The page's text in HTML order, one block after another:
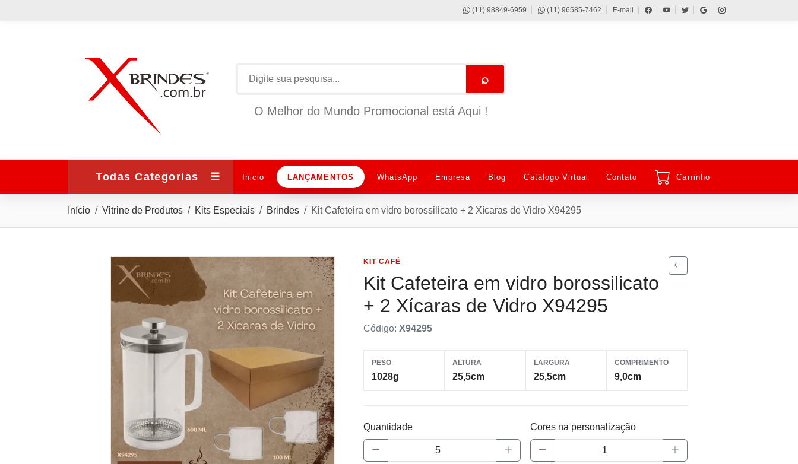
(11) 98849-6959 (11) 96585-7462 E-mail
⌕
O Melhor do Mundo Promocional está Aqui !
Todas Categorias ☰ Inicio LANÇAMENTOS WhatsApp Empresa Blog Catálogo Virtual Contato Carrinho
Início Vitrine de Produtos Kits Especiais Brindes Kit Cafeteira em vidro borossilicato + 2 Xícaras de Vidro X94295
KIT CAFÉ
Kit Cafeteira em vidro borossilicato
+ 2 Xícaras de Vidro X94295
Código: X94295
PESO
1028g
ALTURA
25,5cm
LARGURA
25,5cm
COMPRIMENTO
9,0cm
Quantidade Cores na personalização